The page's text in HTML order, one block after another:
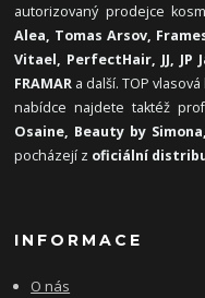
autorizovaný prodejce
Alea, Tomas Arsov,
Vitael, PerfectHair, JJ, JP
FRAMAR a další. TOP
nabídce najdete taktéž
Osaine, Beauty by
pocházejí z oficiální
INFORMACE
O nás